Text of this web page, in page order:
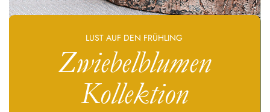
LUST AUF DEN FRÜHLING
Zwiebelblumen
Kollektion